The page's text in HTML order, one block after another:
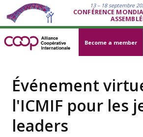
13 – 18 septembre
CONFÉRENCE
Become a member
Événement
l'ICMIF pour les
leaders